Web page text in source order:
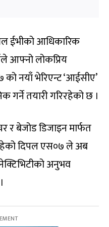
ईभीको आधिकारिक
आफ्नो लोकप्रिय
नयाँ भेरिएन्ट ‘आईसीए’
गर्ने तयारी गरिरहेको छ ।
र बेजोड डिजाइन मार्फत
दिपल एस०७ ले अब
अनुभव